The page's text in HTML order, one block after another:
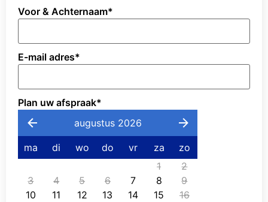
Voor & Achternaam*
E-mail adres*
Plan uw afspraak*
augustus 2026
ma di wo do vr za
zo
1
2
3
4 5 6 7 8
9
10
11 12 13 14 15
16